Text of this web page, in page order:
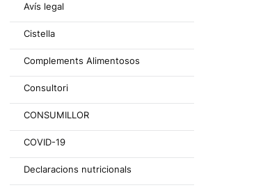
Avís legal
Cistella
Complements Alimentosos
Consultori
CONSUMILLOR
COVID-19
Declaracions nutricionals